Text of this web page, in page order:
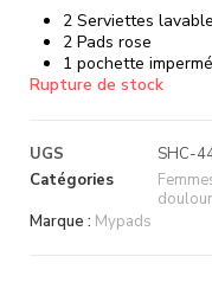
2 Serviettes
2 Pads rose
1 pochette
Rupture de stock
UGS
SHC-
Catégories
Marque : Mypads